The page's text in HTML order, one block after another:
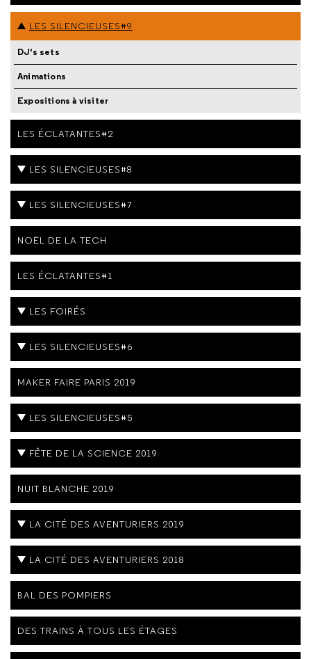
LES SILENCIEUSES#9
DJ's sets
Animations
Expositions à visiter
LES ÉCLATANTES#2
LES SILENCIEUSES#8
LES SILENCIEUSES#7
NOËL DE LA TECH
LES ÉCLATANTES#1
LES FOIRÉS
LES SILENCIEUSES#6
MAKER FAIRE PARIS 2019
LES SILENCIEUSES#5
FÊTE DE LA SCIENCE 2019
NUIT BLANCHE 2019
LA CITÉ DES AVENTURIERS 2019
LA CITÉ DES AVENTURIERS 2018
BAL DES POMPIERS
DES TRAINS À TOUS LES ÉTAGES